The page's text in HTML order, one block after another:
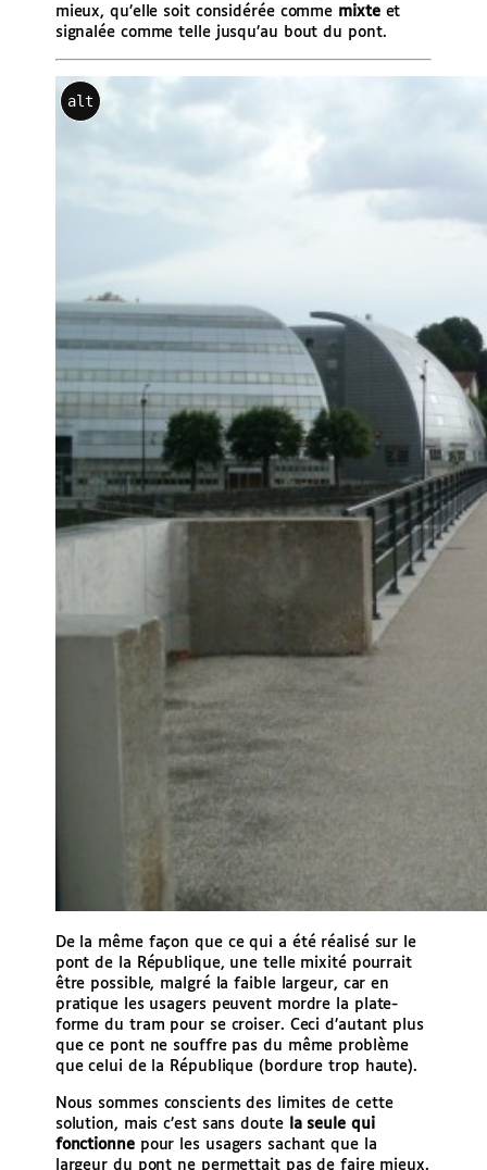
mieux, qu’elle soit considérée comme mixteet
signalée comme telle jusqu’au bout du pont.
alt
De la même façon que ce qui a été réalisé sur le
pont de la République, une telle mixité pourrait
être possible, malgré la faible largeur, car en
pratique les usagers peuvent mordre la plate-
forme du tram pour se croiser. Ceci d’autant plus
que ce pont ne souffre pas du même problème
que celui de la République (bordure trop haute).
Nous sommes conscients des limites de cette
solution, mais c’est sans doute
la seule qui
fonctionnepour les usagers sachant que la
largeur du pont ne permettait pas de faire mieux.